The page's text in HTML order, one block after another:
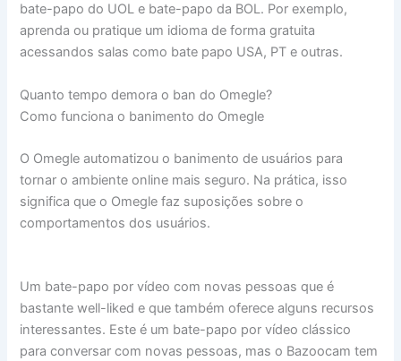
bate-papo do UOL e bate-papo da BOL. Por exemplo,
aprenda ou pratique um idioma de forma gratuita
acessandos salas como bate papo USA, PT e outras.
Quanto tempo demora o ban do Omegle?
Como funciona o banimento do Omegle
O Omegle automatizou o banimento de usuários para
tornar o ambiente online mais seguro. Na prática, isso
significa que o Omegle faz suposições sobre o
comportamentos dos usuários.
Um bate-papo por vídeo com novas pessoas que é
bastante well-liked e que também oferece alguns recursos
interessantes. Este é um bate-papo por vídeo clássico
para conversar com novas pessoas, mas o Bazoocam tem